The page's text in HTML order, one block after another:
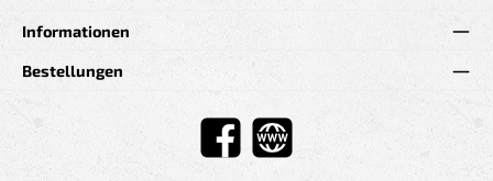
Informationen
Bestellungen
Facebook Website